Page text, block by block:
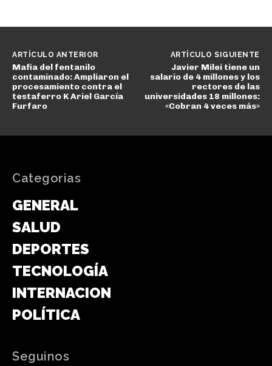
ARTÍCULO ANTERIOR
Mafia del fentanilo
contaminado: Ampliaron el
procesamiento contra el
testaferro K Ariel García
Furfaro
ARTÍCULO SIGUIENTE
Javier Milei tiene un
salario de 4 millones y los
rectores de las
universidades 18 millones:
«Cobran 4 veces más»
Categorias
GENERAL
SALUD
DEPORTES
TECNOLOGÍA
INTERNACIONAL
POLÍTICA
Seguinos